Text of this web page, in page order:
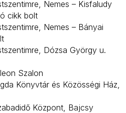
Nemes – Kisfaludy
cikk bolt
Nemes – Bányai
Dózsa György u.
Szalon
Könyvtár és Közösségi Ház,
Központ, Bajcsy